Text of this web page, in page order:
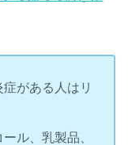
がある人はリ
ル、乳製品、